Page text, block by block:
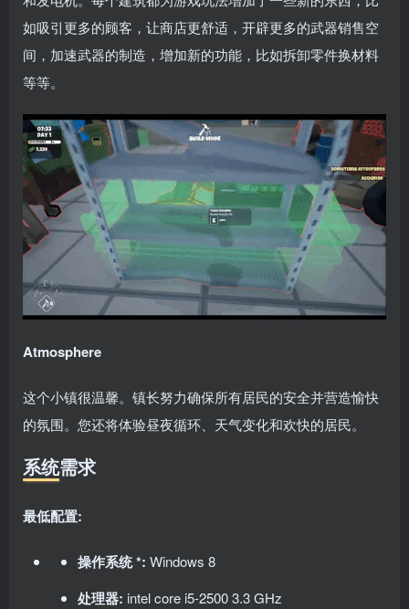
如吸引更多的顾客，让商店更舒适，开辟更多的武器销售空
间，加速武器的制造，增加新的功能，比如拆卸零件换材料
等等。
Atmosphere
这个小镇很温馨。镇长努力确保所有居民的安全并营造愉快
的氛围。您还将体验昼夜循环、天气变化和欢快的居民。
系统需求
最低配置:
操作系统 *: Windows 8
处理器: intel core i5-2500 3.3 GHz